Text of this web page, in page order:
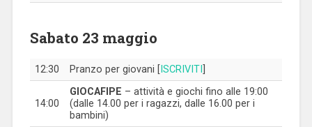
Sabato 23 maggio
12:30 Pranzo per giovani [ ISCRIVITI
14:00
GIOCAFIPE – attività e giochi fino alle 19:00
(dalle 14.00 per i ragazzi, dalle 16.00 per i
bambini)